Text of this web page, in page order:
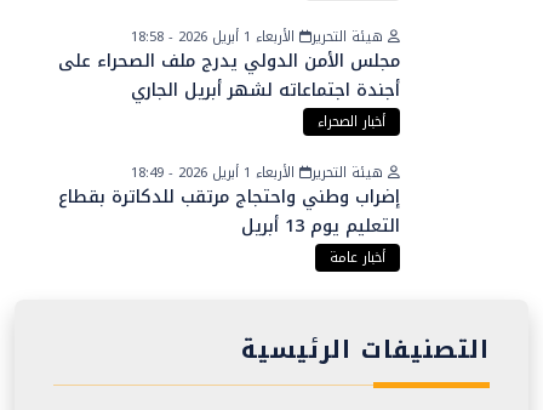
هيئة التحرير
الأربعاء 1 أبريل 2026 - 18:58
مجلس الأمن الدولي يدرج ملف الصحراء على
أجندة اجتماعاته لشهر أبريل الجاري
أخبار الصحراء
هيئة التحرير
الأربعاء 1 أبريل 2026 - 18:49
إضراب وطني واحتجاج مرتقب للدكاترة بقطاع
التعليم يوم 13 أبريل
أخبار عامة
التصنيفات الرئيسية